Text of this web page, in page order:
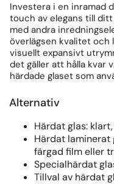
Investera i en inramad
touch av elegans till
med andra
överlägsen kvalitet och
visuellt expansivt
det gäller att hålla kvar
härdade glaset som
Alternativ
Härdat glas:
Härdat laminerat
färgad film eller
Specialhärdat
Tillval av härdat